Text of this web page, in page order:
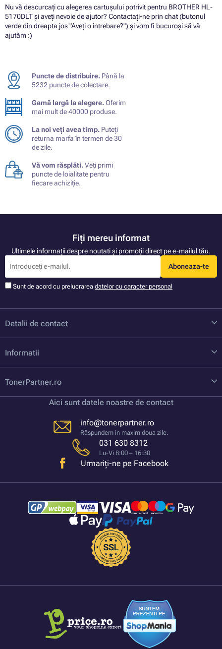
Nu vă descurcați cu alegerea cartușului potrivit pentru BROTHER HL-
5170DLT și aveți nevoie de ajutor? Contactați-ne prin chat (butonul
verde din dreapta jos "Aveți o întrebare?") și vom fi bucuroși să vă
ajutăm :)
Puncte de distribuire. Până la
5232 puncte de colectare.
Gamă largă la alegere.Oferim
mai mult de 40000 produse.
La noi veți avea timp. Puteți
returna marfa în termen de 30
de zile.
Vă vom răsplăti.Veți primi
puncte de loialitate pentru
fiecare achiziție.
Fiți mereu informat
Ultimele informații despre noutati și promoții direct pe e-mailul tău.
Aboneaza-te
Sunt de acord cu prelucrarea datelor cu caracter personal
Detalii de contact
Informatii
TonerPartner.ro
Aici sunt datele noastre de contact
info@tonerpartner.ro
Răspundem in maxim doua zile.
031 630 8312
Lu-Vi 8:00 – 16:30
Urmariți-ne pe Facebook